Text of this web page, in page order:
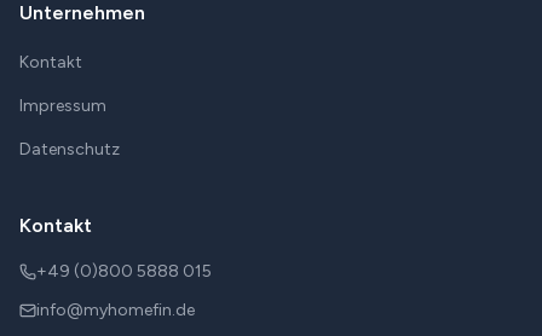
Unternehmen
Kontakt
Impressum
Datenschutz
Kontakt
+49 (0)800 5888 015
info@myhomefin.de